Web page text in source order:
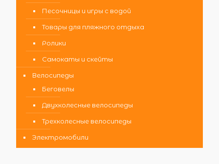
Песочницы и игры с водой
Товары для пляжного отдыха
Ролики
Самокаты и скейты
Велосипеды
Беговелы
Двухколесные велосипеды
Трехколесные велосипеды
Электромобили